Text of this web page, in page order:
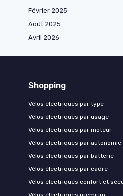
Février 2025
Août 2025
Avril 2026
Shopping
Vélos électriques par type
Vélos électriques par usage
Vélos électriques par moteur
Vélos électriques par autonomie
Vélos électriques par batterie
Vélos électriques par cadre
Vélos électriques confort et